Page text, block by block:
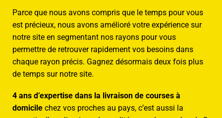
Parce que nous avons compris que le temps pour vous
est précieux, nous avons amélioré votre expérience sur
notre site en segmentant nos rayons pour vous
permettre de retrouver rapidement vos besoins dans
chaque rayon précis. Gagnez désormais deux fois plus
de temps sur notre site.
4 ans d’expertise dans la livraison de courses à
domicile chez vos proches au pays, c’est aussi la